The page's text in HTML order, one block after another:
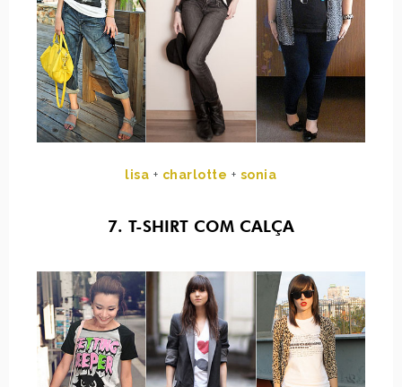
lisa + charlotte + sonia
7. T-SHIRT COM CALÇA